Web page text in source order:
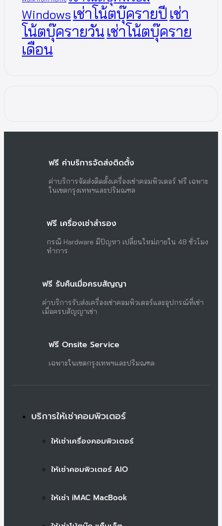
Windows เช่าโน้ตบุ๊ครายปี เช่า
โน้ตบุ๊ครายวันเช่าโน้ตบุ๊คราย
เดือน
ฟรี ค่าบริการจัดส่งติดตั้ง
ค่าบริการจัดส่งติดตั้งเครื่องเช่าคอมพิวเตอร์ ฟรี เฉพาะ
ในเขตกรุงเทพฯและปริมณฑล
ฟรี เครื่องเช่าสำรอง
กรณี Hardware มีปัญหา เปลี่ยนใหม่ภายใน 48 ชั่วโมง
ทำการ
ฟรี รับคืนเมื่อครบสัญญา
ค่าบริการรับส่งเครื่องเช่าคอมพิวเตอร์และอุปกรณ์ที่เช่า
เมื่อครบสัญญาเช่า
ฟรี Onsite Service
เฉพาะในเขตกรุงเทพฯและปริมณฑล
บริการให้เช่าคอมพิวเตอร์
ให้เช่าเครื่องคอมพิวเตอร์
ให้เช่าคอมพิวเตอร์ AIO
ให้เช่า iMAC MacBook